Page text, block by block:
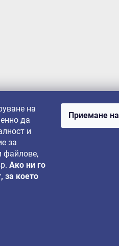
на
да
и
за
файлове,
Ако ни го
за което
Приемане на